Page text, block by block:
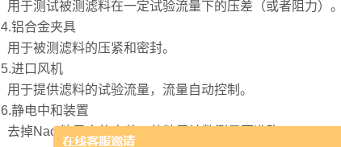
用于测试被测滤料在一定试验流量下的压差（或者阻力）。
4.铝合金夹具
用于被测滤料的压紧和密封。
5.进口风机
用于提供滤料的试验流量，流量自动控制。
6.静电中和装置
去掉Nacl粒子中的电荷，使粒子计数测量更准确。